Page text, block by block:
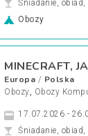
Śniadanie, obiad,
Obozy
MINECRAFT,
Europa / Polska
Obozy, Obozy
17.07.2026 -
Śniadanie, obiad,